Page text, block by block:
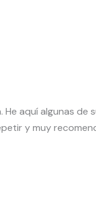
aquí algunas
y muy